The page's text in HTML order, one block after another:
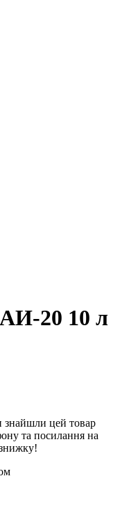
20 10 л
цей товар
та посилання на